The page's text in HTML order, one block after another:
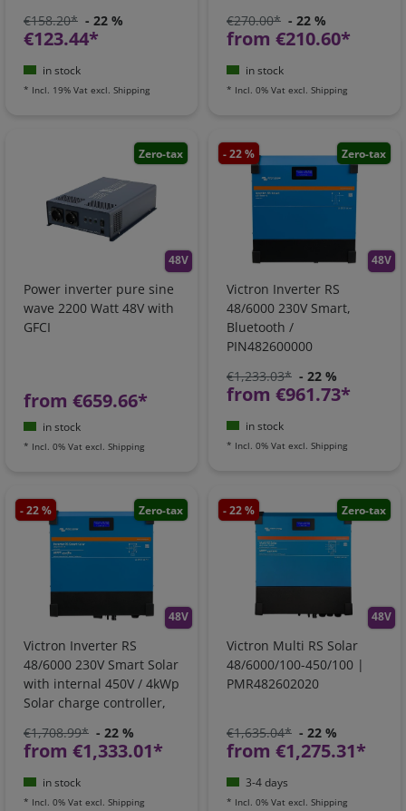
€158.20* - 22 %
€123.44*
in stock
* Incl. 19% Vat excl. Shipping
€270.00* - 22 %
from €210.60*
in stock
* Incl. 0% Vat excl. Shipping
48V
Zero-tax
Power inverter pure sine
wave 2200 Watt 48V with
GFCI
from €659.66*
in stock
* Incl. 0% Vat excl. Shipping
48V
- 22 % Zero-tax
Victron Inverter RS
48/6000 230V Smart,
Bluetooth /
PIN482600000
€1,233.03* - 22 %
from €961.73*
in stock
* Incl. 0% Vat excl. Shipping
48V
- 22 % Zero-tax
Victron Inverter RS
48/6000 230V Smart Solar
with internal 450V / 4kWp
Solar charge controller,
PIN482601000
€1,708.99* - 22 %
from €1,333.01*
in stock
* Incl. 0% Vat excl. Shipping
48V
- 22 % Zero-tax
Victron Multi RS Solar
48/6000/100-450/100 |
PMR482602020
€1,635.04* - 22 %
from €1,275.31*
3-4 days
* Incl. 0% Vat excl. Shipping